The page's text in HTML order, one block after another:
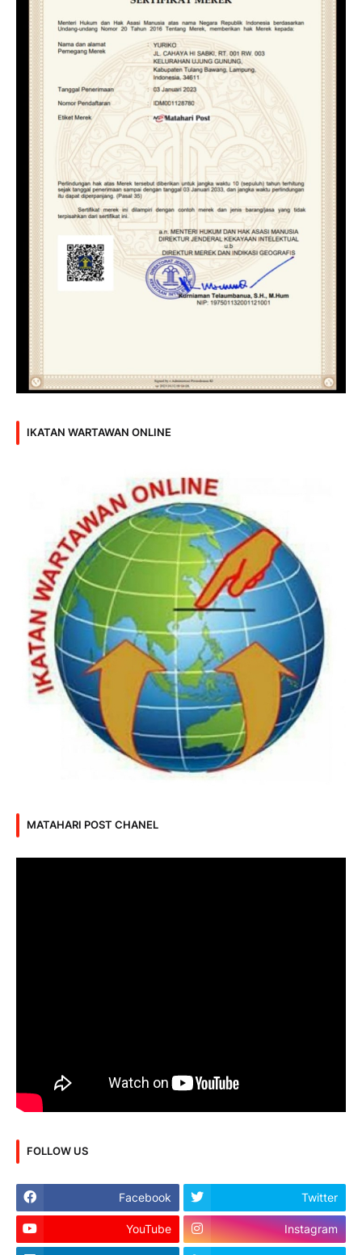
IKATAN WARTAWAN ONLINE
MATAHARI POST CHANEL
FOLLOW US
Facebook Twitter
YouTube Instagram